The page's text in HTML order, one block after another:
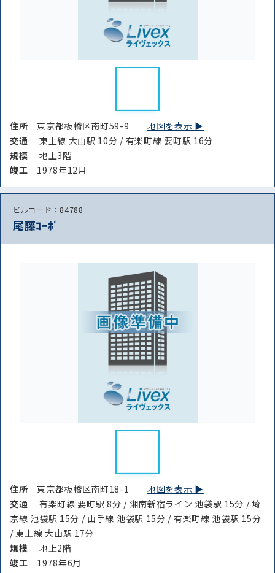
住所東京都板橋区南町59-9 地図を表示 ▶︎
交通
東上線 大山駅 10分 / 有楽町線 要町駅 16分
規模
地上3階
竣⼯ 1978年12月
ビルコード：84788
尾藤ｺｰﾎﾟ
住所東京都板橋区南町18-1 地図を表示 ▶︎
交通
有楽町線 要町駅 8分 / 湘南新宿ライン 池袋駅 15分 / 埼
京線 池袋駅 15分 / 山手線 池袋駅 15分 / 有楽町線 池袋駅 15分
/ 東上線 大山駅 17分
規模
地上2階
竣⼯ 1978年6月